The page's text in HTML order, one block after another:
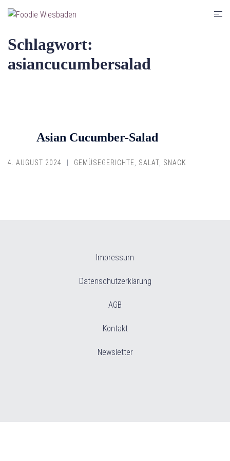
Zum
Inhalt
Schlagwort:
asiancucumbersalad
Asian Cucumber-Salad
4. AUGUST 2024 GEMÜSEGERICHTE SALAT SNACK
Impressum
Datenschutzerklärung
AGB
Kontakt
Newsletter